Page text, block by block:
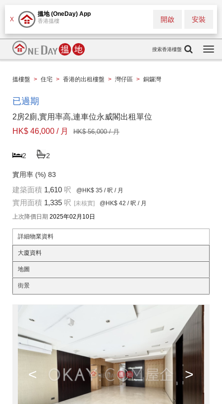
X
搵地 (OneDay) App
香港搵樓 安裝
開啟
搜索香港樓盤
搵樓盤 > 住宅 > 香港的出租樓盤 > 灣仔區 > 銅鑼灣
已過期
2房2廁,實用率高,連車位永威閣出租單位
HK$ 46,000 / 月
HK$ 56,000 / 月
2 2
實用率 (%) 83
建築面積 1,610 呎 @HK$ 35 / 呎 / 月
實用面積 1,335 呎 [未核實] @HK$ 42 / 呎 / 月
上次降價日期 2025年02月10日
詳細物業資料
大廈資料
地圖
街景
< >